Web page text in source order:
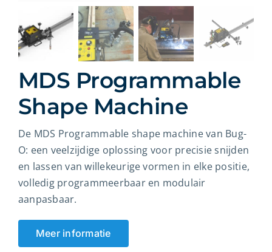
Over ons
Contact
Winkelwagen
Zoeken
naar:
MDS Programmable
Shape Machine
De MDS Programmable shape machine van Bug-
O: een veelzijdige oplossing voor precisie snijden
en lassen van willekeurige vormen in elke positie,
volledig programmeerbaar en modulair
aanpasbaar.
Meer informatie